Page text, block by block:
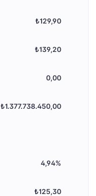
₺129,90
₺139,20
0,00
₺1.377.738.450,00
4,94%
₺125,30